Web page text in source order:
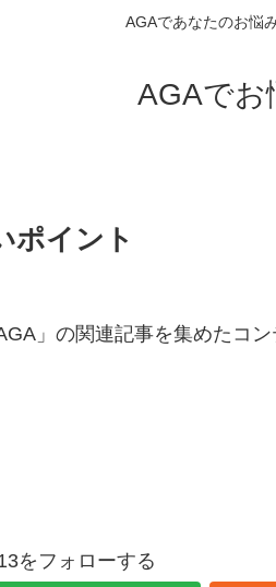
AGAであなたのお悩
AGAでお
ポイント
」の関連記事を集めたコン
をフォローする